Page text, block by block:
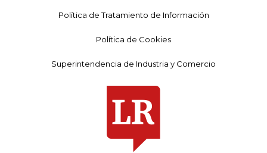
Política de Tratamiento de Información
Política de Cookies
Superintendencia de Industria y Comercio